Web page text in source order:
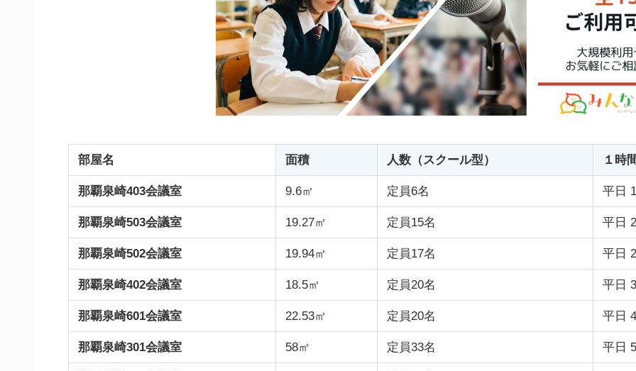
部屋名 面積 人数（スクール型） １時
那覇泉崎403会議室 9.6㎡ 定員6名 平日
那覇泉崎503会議室 19.27㎡ 定員15名 平日
那覇泉崎502会議室 19.94㎡ 定員17名 平日
那覇泉崎402会議室 18.5㎡ 定員20名 平日
那覇泉崎601会議室 22.53㎡ 定員20名 平日
那覇泉崎301会議室 58㎡ 定員33名 平日